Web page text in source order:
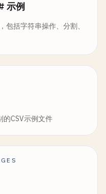
示例
包括字符串操作、分割、
的CSV示例文件